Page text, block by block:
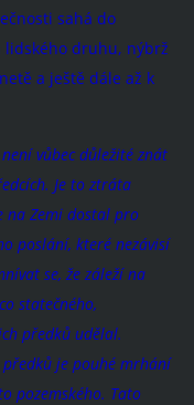
sahá do
druhu, nýbrž
a ještě dále až k
vůbec důležité znát
Je to ztráta
na Zemi dostal pro
poslání, které nezávisí
se, že záleží na
statečného,
předků udělal.
je pouhé mrhání
pozemského. Tato